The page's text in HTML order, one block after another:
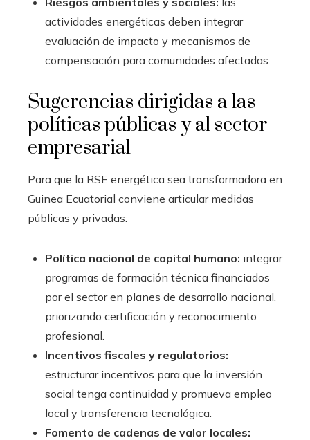
actividades energéticas deben integrar
evaluación de impacto y mecanismos de
compensación para comunidades afectadas.
Sugerencias dirigidas a las
políticas públicas y al sector
empresarial
Para que la RSE energética sea transformadora en
Guinea Ecuatorial conviene articular medidas
públicas y privadas:
Política nacional de capital humano: integrar
programas de formación técnica financiados
por el sector en planes de desarrollo nacional,
priorizando certificación y reconocimiento
profesional.
Incentivos fiscales y regulatorios:
estructurar incentivos para que la inversión
social tenga continuidad y promueva empleo
local y transferencia tecnológica.
Fomento de cadenas de valor locales: